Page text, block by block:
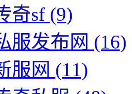
奇sf (9)
服发布网 (16)
服网 (11)